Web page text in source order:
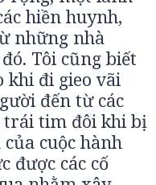
hiền huynh,
những nhà
Tôi cũng biết
khi đi gieo vãi
đến từ các
trái tim đôi khi bị
cuộc hành
được các cố